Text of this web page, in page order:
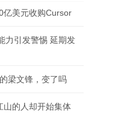
亿美元收购Cursor
力引发警惕 延期发
梁文锋，变了吗
山的人却开始集体